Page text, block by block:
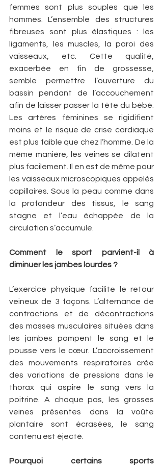
femmes sont plus souples que les
hommes. L’ensemble des structures
fibreuses sont plus élastiques : les
ligaments, les muscles, la paroi des
vaisseaux, etc. Cette qualité,
exacerbée en fin de grossesse,
semble permettre l’ouverture du
bassin pendant de l’accouchement
afin de laisser passer la tête du bébé.
Les artères féminines se rigidifient
moins et le risque de crise cardiaque
est plus faible que chez l’homme. De la
même manière, les veines se dilatent
plus facilement. Il en est de même pour
les vaisseaux microscopiques appelés
capillaires. Sous la peau comme dans
la profondeur des tissus, le sang
stagne et l’eau échappée de la
circulation s’accumule.
Comment le sport parvient-il à
diminuer les jambes lourdes ?
L’exercice physique facilite le retour
veineux de 3 façons. L’alternance de
contractions et de décontractions
des masses musculaires situées dans
les jambes pompent le sang et le
pousse vers le cœur. L’accroissement
des mouvements respiratoires crée
des variations de pressions dans le
thorax qui aspire le sang vers la
poitrine. A chaque pas, les grosses
veines présentes dans la voûte
plantaire sont écrasées, le sang
contenu est éjecté.
Pourquoi certains sports